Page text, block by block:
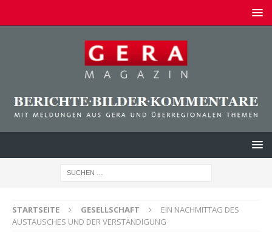
STARTSEITE GESELLSCHAFT
EIN NACHMITTAG DES
AUSTAUSCHES UND DER VERSTÄNDIGUNG